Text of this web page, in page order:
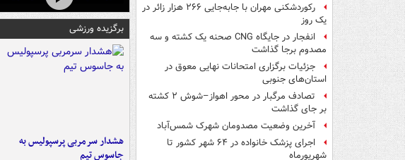
رکوردشکنی مهران با جابه‌جایی ۲۶۶ هزار زائر در
یک روز
انفجار در جایگاه CNG صحنه یک کشته و سه
مصدوم برجا گذاشت
جزئیات برگزاری امتحانات نهایی معوق در
استان‌های جنوبی
تصادف مرگبار در محور اهواز–شوش ۲ کشته
بر جای گذاشت
آخرین وضعیت مصدومان شهرک شمس‌آباد
اجرای پزشک خانواده در ۶۴ شهر کشور تا
شهریورماه
برگزیده ورزشی
هشدار سرمربی پرسپولیس به
جاسوس تیم